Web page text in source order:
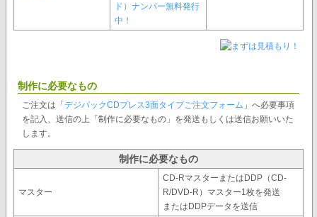
ド）ナンバー無料発行
中！
制作に必要なもの
ご注文は「 デジパックCDプレス3面タイプご注文フォーム 」へ必要事項
を記入、送信の上「制作に必要なもの」を発送もしくは送信お願いいた
します。
制作に必要なもの
マスター
CD-RマスターまたはDDP（CD-
R/DVD-R）マスター1枚を発送
またはDDPデータを送信